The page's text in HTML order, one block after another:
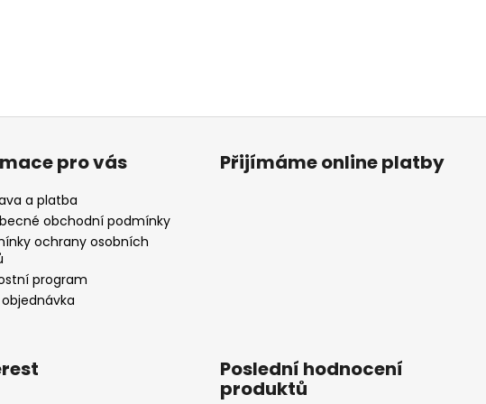
pro vás
a platba
obchodní podmínky
ochrany osobních
program
Přijímáme online platby
Poslední hodnocení
produktů